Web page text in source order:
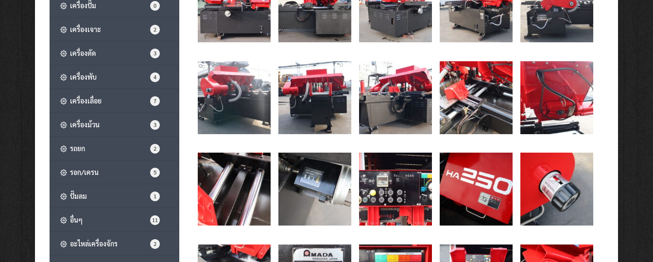
เครื่องปั๊ม 0
เครื่องเจาะ 2
เครื่องตัด 3
เครื่องพับ 4
เครื่องเลื่อย 7
เครื่องม้วน 3
รถยก 2
รอก/เครน 5
ปั๊มลม 1
อื่นๆ 11
อะไหล่เครื่องจักร 2